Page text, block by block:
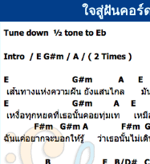
ใจสู่ฝันคอร์